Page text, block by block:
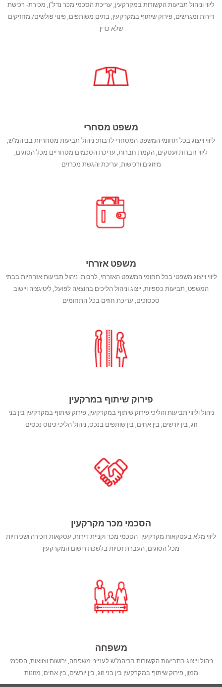
ליווי וניהול תביעות הקשורות במקרקעין, עריכת הסכמי מכר נדל"ן, מכירת- רכישת
דירות ומגרשים, פירוק שיתוף במקרקעין, בתים משותפים, פינוי פולשים/ מחזיקים
שלא כדין
משפט מסחרי
ליווי וייצוג בכל תחומי המשפט המסחרי לרבות: ניהול תביעות מסחריות בביהמ"ש,
ליווי חברות ועסקים, הקמת חברות, עריכת הסכמים מסחריים מכל הסוגים,
מיזוגים ורכישות, עריכת והגשת מכרזים
משפט אזרחי
ליווי וייצוג משפטי בכל תחומי המשפט האזרחי, לרבות: ניהול תביעות אזרחיות בבתי
המשפט, תביעות כספיות, ייצוג וניהול הליכים בהוצאה לפועל, ליטיגציה ויישוב
סכסוכים, עריכת חוזים בכל התחומים
פירוק שיתוף במרקעין
ניהול וליווי תביעות והליכי פירוק שיתוף במקרקעין, פירוק שיתוף במקרקעין בין בני
זוג, בין יורשים, בין אחים, בין שותפים בנכס, ניהול הליכי כינוס נכסים
הסכמי מכר מקרקעין
ליווי מלא בעסקאות מקרקעין- הסכמי מכר וקניית דירות, עסקאות חכירה ושכירויות
מכל הסוגים, העברת זכויות בלשכת רישום המקרקעין
משפחה
ניהול וייצוג בתביעות הקשורות בביהמ"ש לענייני משפחה, ירושות וצוואות, הסכמי
ממון, פירוק שיתוף במקרקעין בין בני זוג, בין יורשים, בין אחים, מזונות